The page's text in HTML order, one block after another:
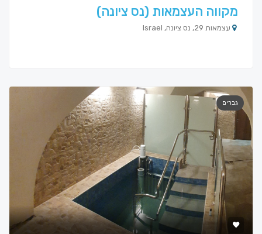
מקווה העצמאות (נס ציונה)
עצמאות 29, נס ציונה, Israel
גברים